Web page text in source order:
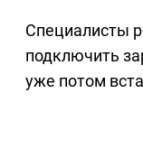
Специалисты
подключить
уже потом